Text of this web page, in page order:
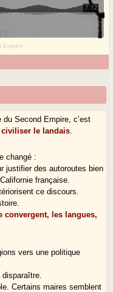
Empèri
du Second Empire, c’est
le landais
changé :
justifier des autoroutes bien
française.
ce discours.
convergent, les langues,
vers une politique
Certains maires semblent